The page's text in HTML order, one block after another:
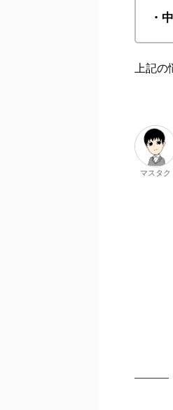
・
上記の
マスタク